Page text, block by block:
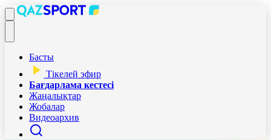
Басты
Тікелей эфир
Бағдарлама кестесі
Жаңалықтар
Жобалар
Видеоархив